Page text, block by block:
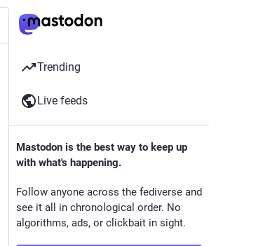
Trending
Live feeds
Mastodon is the best way to keep up
with what's happening.
Follow anyone across the fediverse and
see it all in chronological order. No
algorithms, ads, or clickbait in sight.